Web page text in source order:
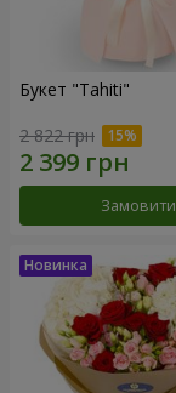
Букет "Tahiti"
2 822 грн
Замовити